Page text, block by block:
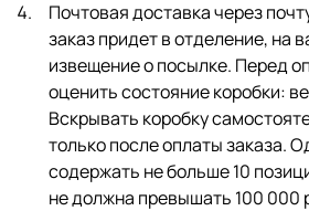
Почтовая доставка через
заказ придет в отделение, на
извещение о посылке. Перед
оценить состояние коробки:
Вскрывать коробку
только после оплаты заказа.
содержать не больше 10
не должна превышать 100 000